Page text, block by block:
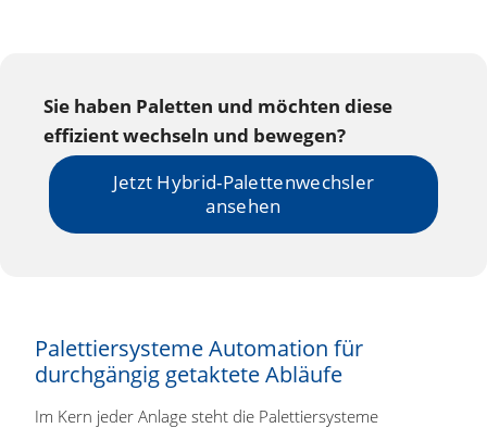
Sie haben Paletten und möchten diese
effizient wechseln und bewegen?
Jetzt Hybrid-Palettenwechsler
ansehen
Palettiersysteme Automation für
durchgängig getaktete Abläufe
Im Kern jeder Anlage steht die Palettiersysteme